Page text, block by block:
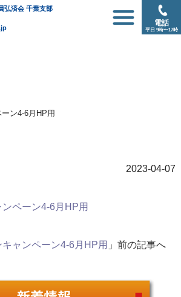
弘済会 千葉支部
電話
平日 9時〜17時
ン4-6月HP用
2023-04-07
ペーン4-6月HP用
ャンペーン4-6月HP用 」前の記事へ